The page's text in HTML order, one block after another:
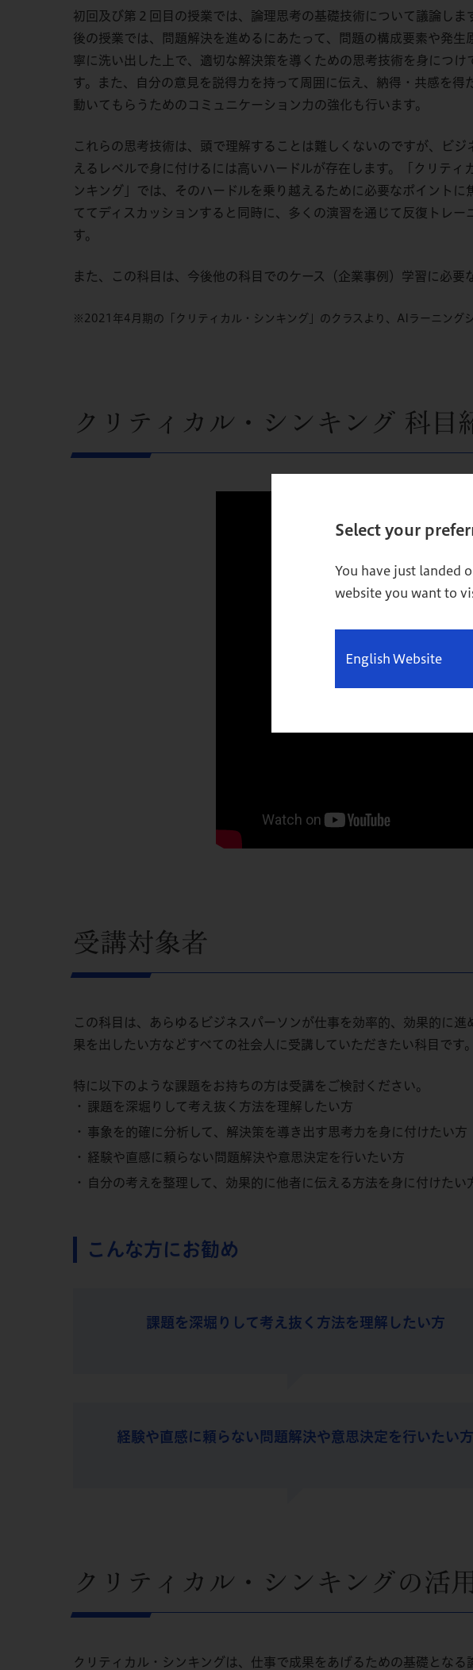
Select your
You have just landed
website you want to
English Website
初回及び第２回目の授業では、論理思考の基礎技術について議論しま
後の授業では、問題解決を進めるにあたって、問題の構成要素や発生
寧に洗い出した上で、適切な解決策を導くための思考技術を身につけ
す。また、自分の意見を説得力を持って周囲に伝え、納得・共感を得
動いてもらうためのコミュニケーション力の強化も行います。
これらの思考技術は、頭で理解することは難しくないのですが、ビジ
えるレベルで身に付けるには高いハードルが存在します。「クリティ
ンキング」では、そのハードルを乗り越えるために必要なポイントに
ててディスカッションすると同時に、多くの演習を通じて反復トレ
す。
また、この科目は、今後他の科目でのケース（企業事例）学習に必
※2021年4月期の「クリティカル・シンキング」のクラスより、AIラーニング
クリティカル・シンキング 科目
受講対象者
この科目は、あらゆるビジネスパーソンが仕事を効率的、効果的に
果を出したい方などすべての社会人に受講していただきたい科目です。
特に以下のような課題をお持ちの方は受講をご検討ください。
課題を深堀りして考え抜く方法を理解したい方
事象を的確に分析して、解決策を導き出す思考力を身に付けたい方
経験や直感に頼らない問題解決や意思決定を行いたい方
自分の考えを整理して、効果的に他者に伝える方法を身に付けたい
こんな方にお勧め
課題を深堀りして考え抜く方法を理解したい方
経験や直感に頼らない問題解決や意思決定を行いたい方
クリティカル・シンキングの活
クリティカル・シンキングは、仕事で成果をあげるための基礎とな